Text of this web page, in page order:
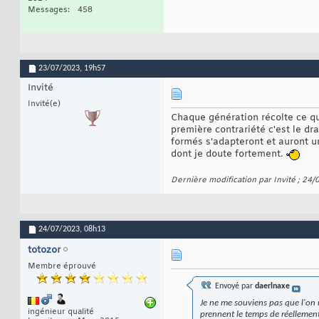
Messages
458
23/07/2023, 19h57
Invité
Invité(e)
Chaque génération récolte ce
première contrariété c'est le
formés s'adapteront et auront
dont je doute fortement.
Dernière modification par Invité ; 24/
24/07/2023, 08h13
totozor
Membre éprouvé
ingénieur qualité
Envoyé par daerlnaxe
Je ne me souviens pas que
prennent le temps de